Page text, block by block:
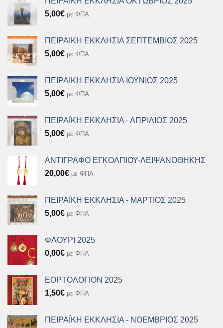
5,00€ με ΦΠΑ
ΠΕΙΡΑΙΚΗ ΕΚΚΛΗΣΙΑ ΣΕΠΤΕΜΒΙΟΣ 2025
5,00€ με ΦΠΑ
ΠΕΙΡΑΙΚΗ ΕΚΚΛΗΣΙΑ ΙΟΥΝΙΟΣ 2025
5,00€ με ΦΠΑ
ΠΕΙΡΑΪΚΗ ΕΚΚΛΗΣΙΑ - ΑΠΡΙΛΙΟΣ 2025
5,00€ με ΦΠΑ
ΑΝΤΙΓΡΑΦΟ ΕΓΚΟΛΠΙΟΥ-ΛΕΙΨΑΝΟΘΗΚΗΣ
20,00€ με ΦΠΑ
ΠΕΙΡΑΪΚΗ ΕΚΚΛΗΣΙΑ - ΜΑΡΤΙΟΣ 2025
5,00€ με ΦΠΑ
ΦΛΟΥΡΙ 2025
0,00€ με ΦΠΑ
ΕΟΡΤΟΛΟΓΙΟΝ 2025
1,50€ με ΦΠΑ
ΠΕΙΡΑΪΚΗ ΕΚΚΛΗΣΙΑ - ΝΟΕΜΒΡΙΟΣ 2025